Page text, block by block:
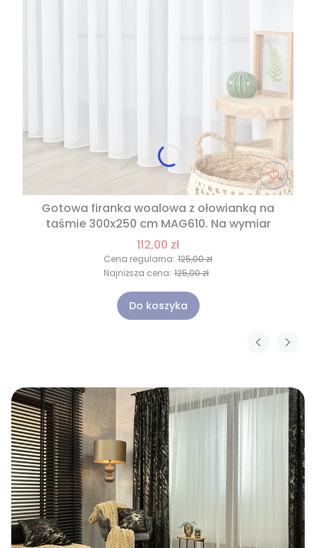
Gotowa firanka woalowa z ołowianką na
taśmie 300x250 cm MAG610. Na wymiar
112,00 zł
Cena regularna: 125,00 zł
Najniższa cena: 125,00 zł
Do koszyka